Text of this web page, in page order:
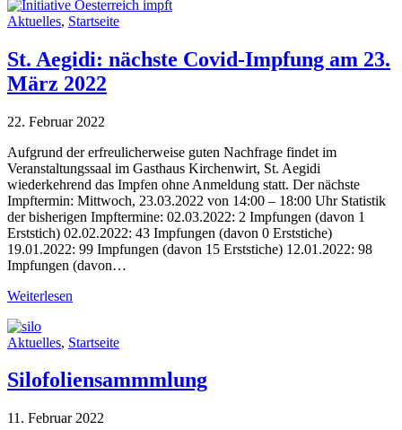
Aktuelles, Startseite
St. Aegidi: nächste Covid-Impfung am 23.
März 2022
22. Februar 2022
Aufgrund der erfreulicherweise guten Nachfrage findet im
Veranstaltungssaal im Gasthaus Kirchenwirt, St. Aegidi
wiederkehrend das Impfen ohne Anmeldung statt. Der nächste
Impftermin: Mittwoch, 23.03.2022 von 14:00 – 18:00 Uhr Statistik
der bisherigen Impftermine: 02.03.2022: 2 Impfungen (davon 1
Erststich) 02.02.2022: 43 Impfungen (davon 0 Erststiche)
19.01.2022: 99 Impfungen (davon 15 Erststiche) 12.01.2022: 98
Impfungen (davon…
Weiterlesen
Aktuelles, Startseite
Silofoliensammmlung
11. Februar 2022